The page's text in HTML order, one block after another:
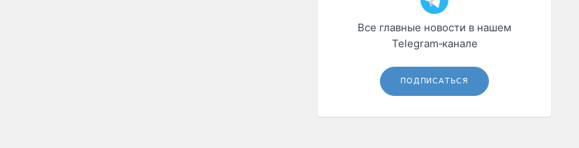
Все главные новости в нашем
Telegram‑канале
ПОДПИСАТЬСЯ